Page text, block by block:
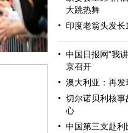
大跳热舞
印度老翁头发
中国日报网“我
京召开
澳大利亚：再
切尔诺贝利核
心
中国第三支赴